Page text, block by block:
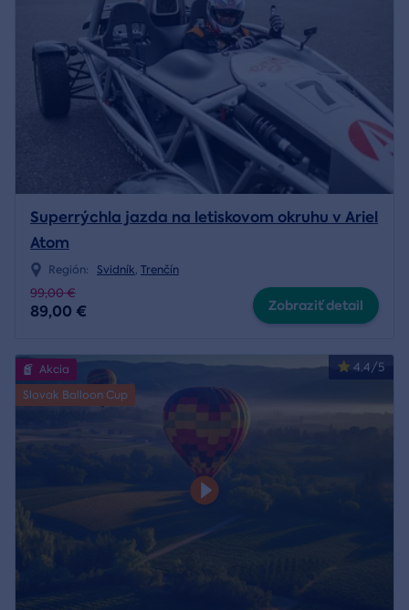
Superrýchla jazda na letiskovom okruhu v Ariel
Atom
Región: Svidník, Trenčín
99,00 €
89,00 € Zobraziť detail
4.4/5
Akcia
Slovak Balloon Cup